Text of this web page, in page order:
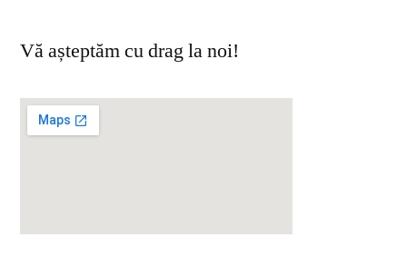
Vă așteptăm cu drag la noi!